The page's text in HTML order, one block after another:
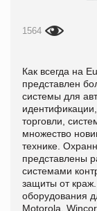
1564
Как всегда на
представлен
системы для
торговли,
множество
технике.
представлены
системами
защиты от
оборудования
Motorola,